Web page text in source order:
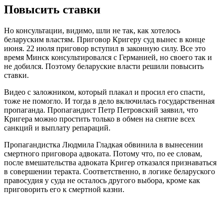
Повысить ставки
Но консультации, видимо, шли не так, как хотелось
беларуским властям. Приговор Кригеру суд вынес в конце
июня. 22 июля приговор вступил в законную силу. Все это
время Минск консультировался с Германией, но своего так и
не добился. Поэтому беларуские власти решили повысить
ставки.
Видео с заложником, который плакал и просил его спасти,
тоже не помогло. И тогда в дело включилась государственная
пропаганда. Пропагандист Петр Петровский заявил, что
Кригера можно простить только в обмен на снятие всех
санкций и выплату репараций.
Пропагандистка Людмила Гладкая обвинила в вынесении
смертного приговора адвоката. Потому что, по ее словам,
после вмешательства адвоката Кригер отказался признаваться
в совершении теракта. Соответственно, в логике беларуского
правосудия у суда не осталось другого выбора, кроме как
приговорить его к смертной казни.